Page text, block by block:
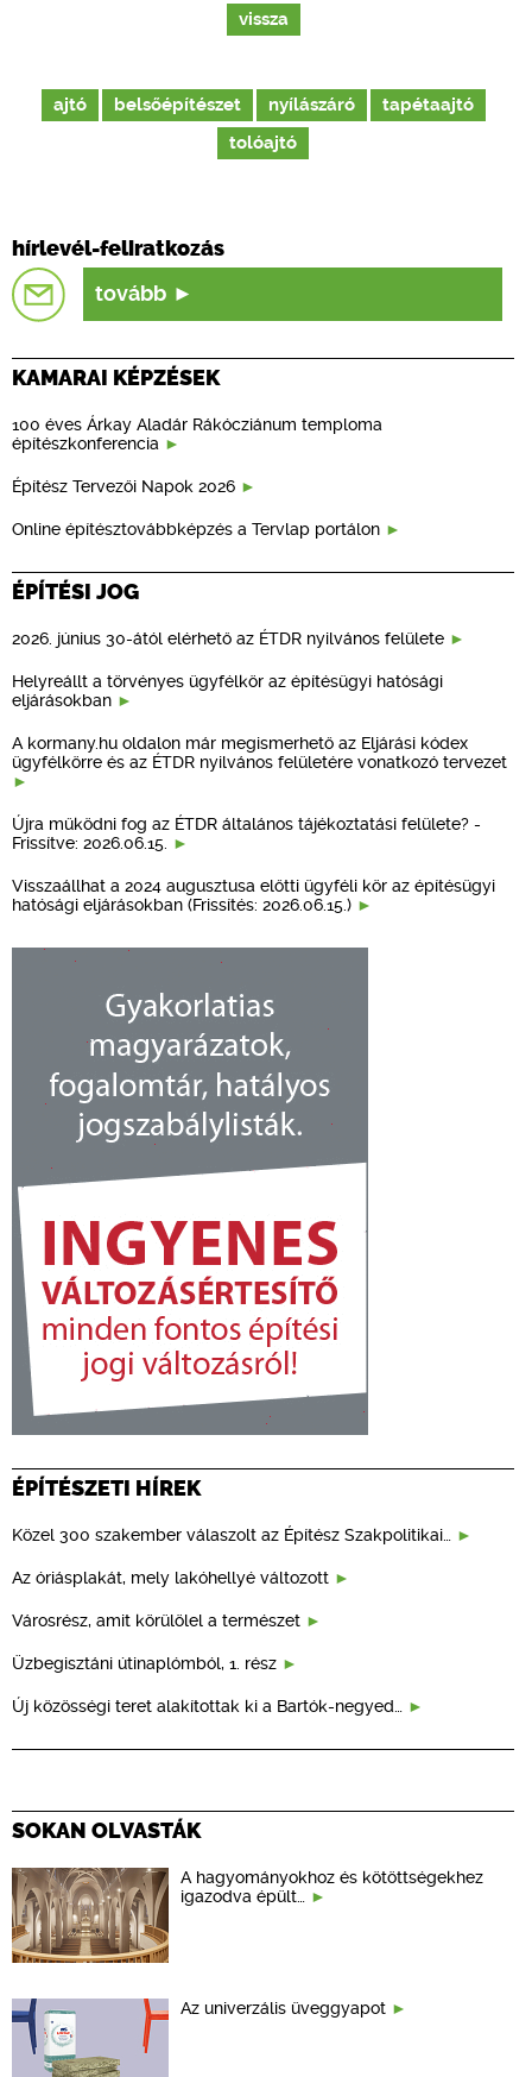
vissza
ajtó belsőépítészet nyílászáró
tapétaajtó
tolóajtó
hírlevél-feliratkozás
tovább
KAMARAI KÉPZÉSEK
100 éves Árkay Aladár Rákócziánum temploma
építészkonferencia
Építész Tervezői Napok 2026
Online építésztovábbképzés a Tervlap portálon
ÉPÍTÉSI JOG
2026. június 30-ától elérhető az ÉTDR nyilvános felülete
Helyreállt a törvényes ügyfélkör az építésügyi hatósági
eljárásokban
A kormany.hu oldalon már megismerhető az Eljárási kódex
ügyfélkörre és az ÉTDR nyilvános felületére vonatkozó tervezet
Újra működni fog az ÉTDR általános tájékoztatási felülete? -
Frissítve: 2026.06.15.
Visszaállhat a 2024 augusztusa előtti ügyféli kör az építésügyi
hatósági eljárásokban (Frissítés: 2026.06.15.)
ÉPÍTÉSZETI HÍREK
Közel 300 szakember válaszolt az Építész Szakpolitikai…
Az óriásplakát, mely lakóhellyé változott
Városrész, amit körülölel a természet
Üzbegisztáni útinaplómból, 1. rész
Új közösségi teret alakítottak ki a Bartók-negyed…
SOKAN OLVASTÁK
A hagyományokhoz és kötöttségekhez
igazodva épült…
Az univerzális üveggyapot